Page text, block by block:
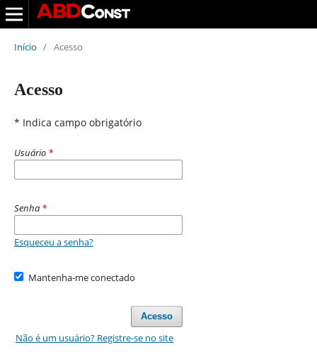
Início / Acesso
Acesso
* Indica campo obrigatório
Usuário *
Senha *
Esqueceu a senha?
Mantenha-me conectado
Acesso
Não é um usuário? Registre-se no site